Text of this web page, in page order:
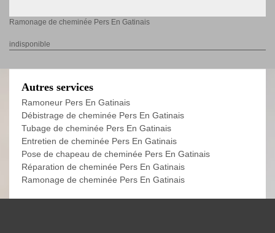
Ramonage de cheminée Pers En Gatinais
indisponible
Autres services
Ramoneur Pers En Gatinais
Débistrage de cheminée Pers En Gatinais
Tubage de cheminée Pers En Gatinais
Entretien de cheminée Pers En Gatinais
Pose de chapeau de cheminée Pers En Gatinais
Réparation de cheminée Pers En Gatinais
Ramonage de cheminée Pers En Gatinais